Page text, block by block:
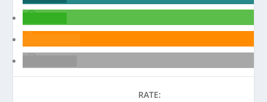
RATE: